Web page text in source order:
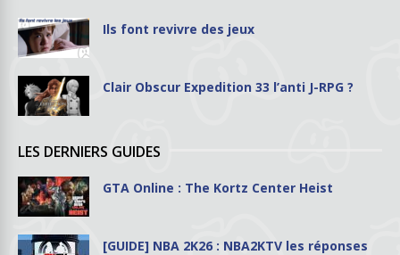
Ils font revivre des jeux
Clair Obscur Expedition 33 l’anti J-RPG ?
LES DERNIERS GUIDES
GTA Online : The Kortz Center Heist
[GUIDE] NBA 2K26 : NBA2KTV les réponses